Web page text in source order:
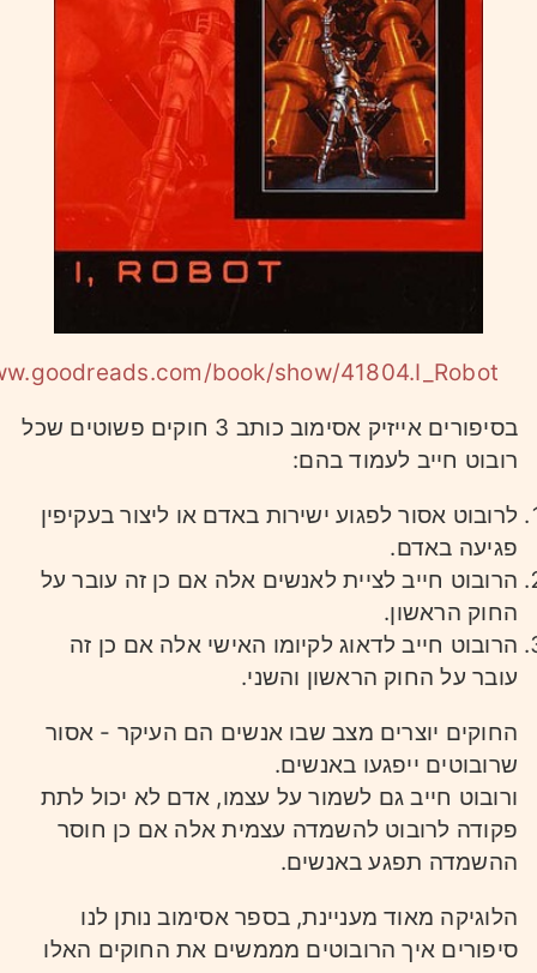
book/show/41804.I_Robot
בסיפורים אייזיק אסימוב כותב 3 חוקים פשוטים שכל
רובוט חייב לעמוד בהם:
לרובוט אסור לפגוע ישירות באדם או ליצור בעקיפין
פגיעה באדם.
הרובוט חייב לציית לאנשים אלה אם כן זה עובר על
החוק הראשון.
הרובוט חייב לדאוג לקיומו האישי אלה אם כן זה
עובר על החוק הראשון והשני.
החוקים יוצרים מצב שבו אנשים הם העיקר - אסור
שרובוטים ייפגעו באנשים.
ורובוט חייב גם לשמור על עצמו, אדם לא יכול לתת
פקודה לרובוט להשמדה עצמית אלה אם כן חוסר
ההשמדה תפגע באנשים.
הלוגיקה מאוד מעניינת, בספר אסימוב נותן לנו
סיפורים איך הרובוטים מממשים את החוקים האלו